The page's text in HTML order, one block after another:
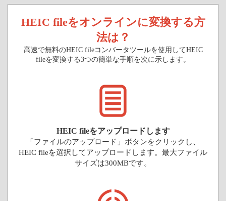
HEIC fileをオンラインに変換する方
法は？
高速で無料のHEIC fileコンバータツールを使用してHEIC
fileを変換する3つの簡単な手順を次に示します。
HEIC fileをアップロードします
「ファイルのアップロード」ボタンをクリックし、
HEIC fileを選択してアップロードします。最大ファイル
サイズは300MBです。